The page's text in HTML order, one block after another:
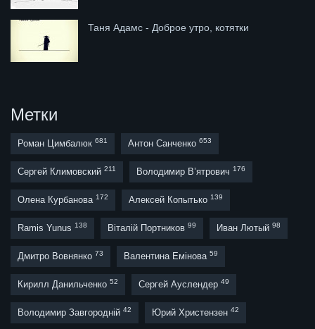
Таня Адамс - Доброе утро, котятки
Метки
Роман Цимбалюк 681 Антон Санченко 653
Сергей Климовский 211 Володимир В’ятрович 176
Олена Курбанова 172 Алексей Копытько 139
Ramis Yunus 138 Віталій Портников 99 Иван Лютый 98
Дмитро Вовнянко 73 Валентина Емінова 59
Кирилл Данильченко 52 Сергей Ауслендер 49
Володимир Завгородній 42 Юрий Христензен 42